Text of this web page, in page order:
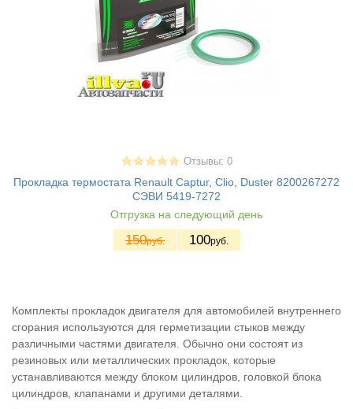
Отзывы: 0
Прокладка термостата Renault Captur, Clio, Duster 8200267272
СЭВИ 5419-7272
Отгрузка на следующий день
150руб. 100руб.
Комплекты прокладок двигателя для автомобилей внутреннего
сгорания используются для герметизации стыков между
различными частями двигателя. Обычно они состоят из
резиновых или металлических прокладок, которые
устанавливаются между блоком цилиндров, головкой блока
цилиндров, клапанами и другими деталями.